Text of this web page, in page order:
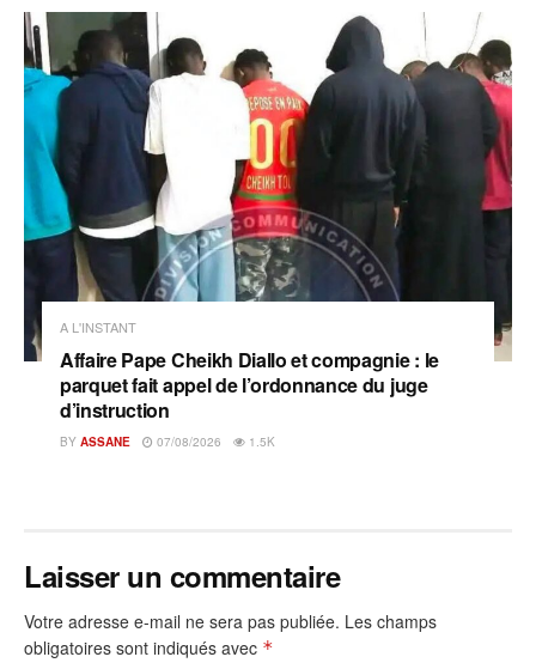
A L'INSTANT
Affaire Pape Cheikh Diallo et compagnie : le
parquet fait appel de l’ordonnance du juge
d’instruction
BY ASSANE 07/08/2026 1.5K
Laisser un commentaire
Votre adresse e-mail ne sera pas publiée. Les champs
obligatoires sont indiqués avec *